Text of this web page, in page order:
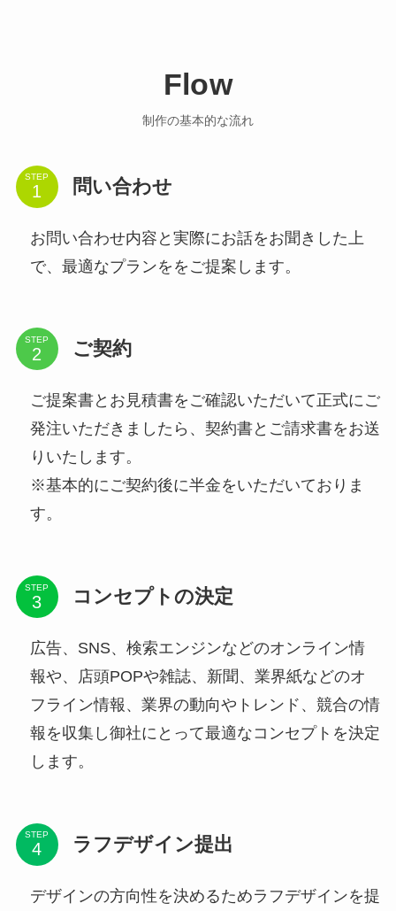
Flow
制作の基本的な流れ
STEP 問い合わせ
お問い合わせ内容と実際にお話をお聞きした上
で、最適なプランををご提案します。
STEP ご契約
ご提案書とお見積書をご確認いただいて正式にご
発注いただきましたら、契約書とご請求書をお送
りいたします。
※基本的にご契約後に半金をいただいておりま
す。
STEP コンセプトの決定
広告、SNS、検索エンジンなどのオンライン情
報や、店頭POPや雑誌、新聞、業界紙などのオ
フライン情報、業界の動向やトレンド、競合の情
報を収集し御社にとって最適なコンセプトを決定
します。
STEP ラフデザイン提出
デザインの方向性を決めるためラフデザインを提